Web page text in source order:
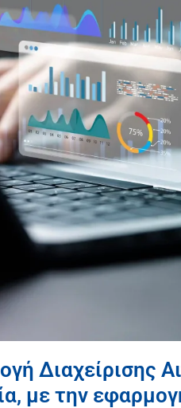
Διαχείρισης
με την